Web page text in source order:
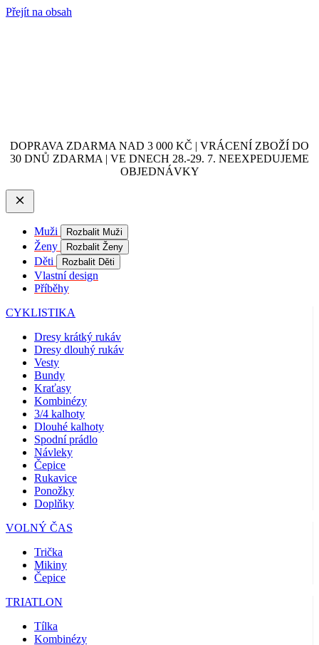
Přejít na obsah
DOPRAVA ZDARMA NAD 3 000 KČ | VRÁCENÍ ZBOŽÍ DO
30 DNŮ ZDARMA | VE DNECH 28.-29. 7. NEEXPEDUJEME
OBJEDNÁVKY
Muži Rozbalit Muži
Ženy Rozbalit Ženy
Děti Rozbalit Děti
Vlastní design
Příběhy
CYKLISTIKA
Dresy krátký rukáv
Dresy dlouhý rukáv
Vesty
Bundy
Kraťasy
Kombinézy
3/4 kalhoty
Dlouhé kalhoty
Spodní prádlo
Návleky
Čepice
Rukavice
Ponožky
Doplňky
VOLNÝ ČAS
Trička
Mikiny
Čepice
TRIATLON
Tílka
Kombinézy